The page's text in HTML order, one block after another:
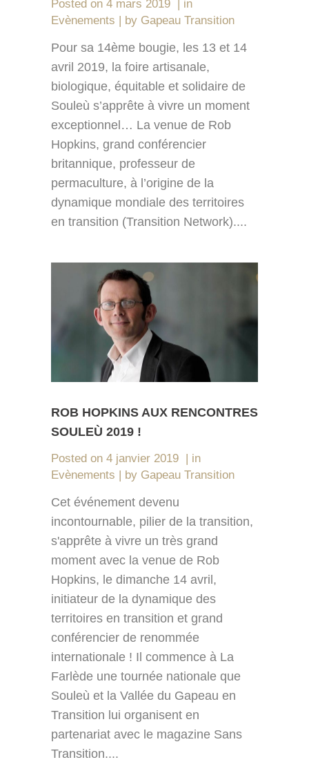
Posted on 4 mars 2019
in
Evènements
by Gapeau Transition
Pour sa 14ème bougie, les 13 et 14
avril 2019, la foire artisanale,
biologique, équitable et solidaire de
Souleù s’apprête à vivre un moment
exceptionnel… La venue de Rob
Hopkins, grand conférencier
britannique, professeur de
permaculture, à l’origine de la
dynamique mondiale des territoires
en transition (Transition Network)....
ROB HOPKINS AUX RENCONTRES
SOULEÙ 2019 !
Posted on 4 janvier 2019
in
Evènements
by Gapeau Transition
Cet événement devenu
incontournable, pilier de la transition,
s'apprête à vivre un très grand
moment avec la venue de Rob
Hopkins, le dimanche 14 avril,
initiateur de la dynamique des
territoires en transition et grand
conférencier de renommée
internationale ! Il commence à La
Farlède une tournée nationale que
Souleù et la Vallée du Gapeau en
Transition lui organisent en
partenariat avec le magazine Sans
Transition....